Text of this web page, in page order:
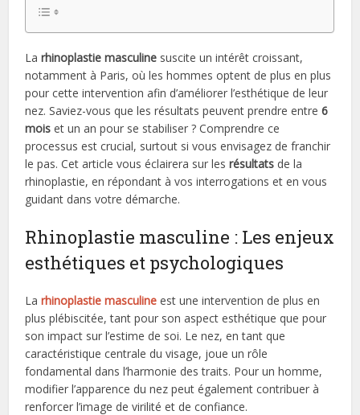
Larhinoplastie masculine suscite un intérêt croissant,
notamment à Paris, où les hommes optent de plus en plus
pour cette intervention afin d’améliorer l’esthétique de leur
nez. Saviez-vous que les résultats peuvent prendre entre6
mois et un an pour se stabiliser ? Comprendre ce
processus est crucial, surtout si vous envisagez de franchir
le pas. Cet article vous éclairera sur lesrésultats de la
rhinoplastie, en répondant à vos interrogations et en vous
guidant dans votre démarche.
Rhinoplastie masculine : Les enjeux
esthétiques et psychologiques
Larhinoplastie masculine est une intervention de plus en
plus plébiscitée, tant pour son aspect esthétique que pour
son impact sur l’estime de soi. Le nez, en tant que
caractéristique centrale du visage, joue un rôle
fondamental dans l’harmonie des traits. Pour un homme,
modifier l’apparence du nez peut également contribuer à
renforcer l’image de virilité et de confiance.